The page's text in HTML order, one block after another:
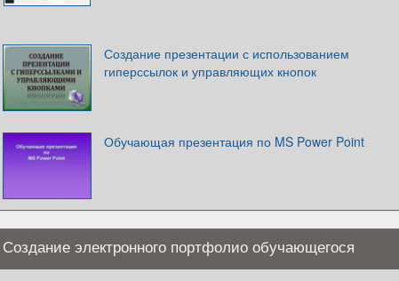
Создание презентации с использованием
гиперссылок и управляющих кнопок
Обучающая презентация по MS Power Point
Создание электронного портфолио обучающегося